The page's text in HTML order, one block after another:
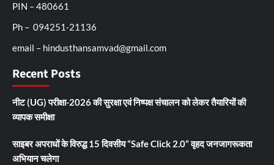
PIN – 480661
Ph – 094251-21136
email – hindusthansamvad@gmail.com
Recent Posts
नीट (UG) परीक्षा-2026 की सुरक्षा एवं निष्पक्ष संचालन को लेकर तैयारियों की
व्यापक समीक्षा
साइबर अपराधों के विरुद्ध 15 दिवसीय “Safe Click 2.0” वृहद जनजागरूकता
अभियान चलेगा